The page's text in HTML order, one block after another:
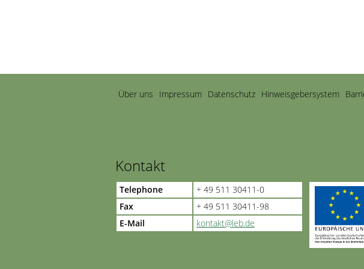
Navigation
überspringen
Über uns Impressum Datenschutz Hinweisgebersystem
Kontakt
Telephone
+ 49 511 30411-0
Fax
+ 49 511 30411-98
E-Mail
kontakt@leb.de